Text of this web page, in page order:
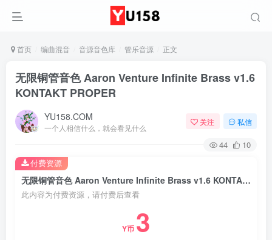
首页 编曲混音 音源音色库 管乐音源 正文
无限铜管音色 Aaron Venture Infinite Brass v1.6
KONTAKT PROPER
YU158.COM
一个人相信什么，就会看见什么
关注 私信
44 10
无限铜管音色 Aaron Venture Infinite Brass v1.6 KONTAKT PROPER
此内容为付费资源，请付费后查看
Y币 3
付费资源